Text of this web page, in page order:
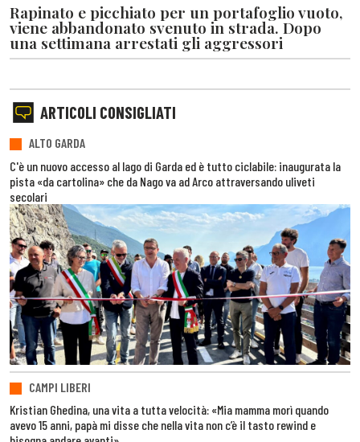
Rapinato e picchiato per un portafoglio vuoto,
viene abbandonato svenuto in strada. Dopo
una settimana arrestati gli aggressori
ARTICOLI CONSIGLIATI
ALTO GARDA
C'è un nuovo accesso al lago di Garda ed è tutto ciclabile: inaugurata la
pista «da cartolina» che da Nago va ad Arco attraversando uliveti
secolari
CAMPI LIBERI
Kristian Ghedina, una vita a tutta velocità: «Mia mamma morì quando
avevo 15 anni, papà mi disse che nella vita non c’è il tasto rewind e